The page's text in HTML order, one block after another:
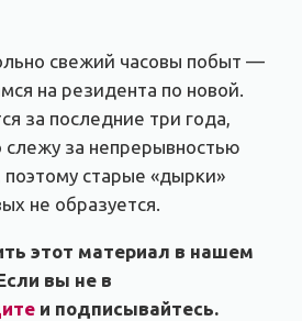
свежий часовы побыт —
на резидента по новой.
за последние три года,
слежу за непрерывностью
поэтому старые «дырки»
не образуется.
этот материал в нашем
вы не в
и подписывайтесь.